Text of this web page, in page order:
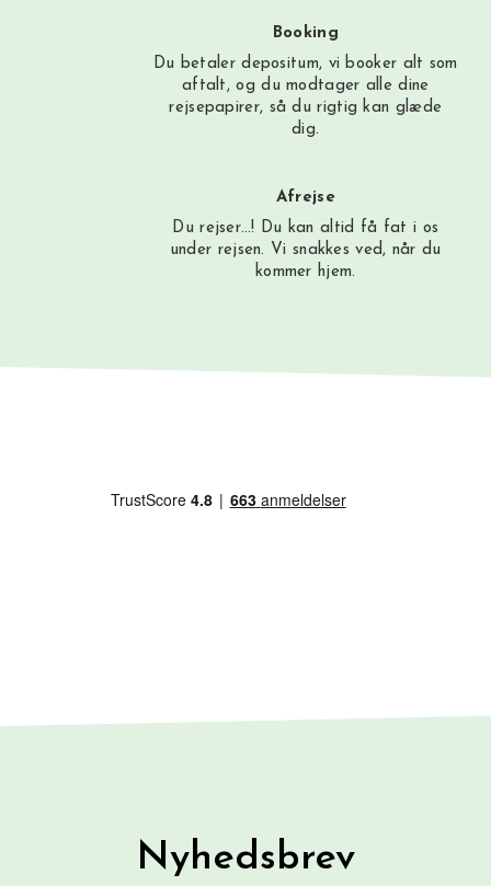
Booking
Du betaler depositum, vi booker alt som
aftalt, og du modtager alle dine
rejsepapirer, så du rigtig kan glæde
dig.
Afrejse
Du rejser…! Du kan altid få fat i os
under rejsen. Vi snakkes ved, når du
kommer hjem.
Nyhedsbrev